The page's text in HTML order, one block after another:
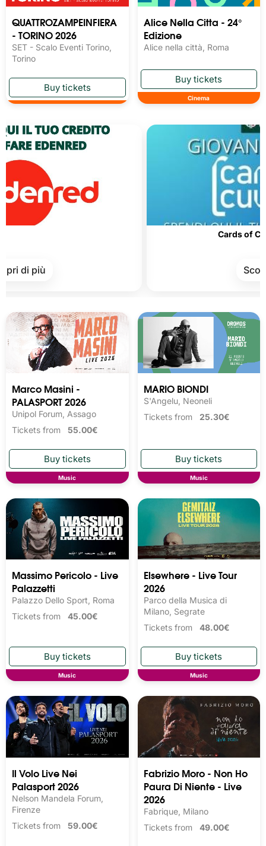
QUATTROZAMPEINFIERA
- TORINO 2026
SET - Scalo Eventi Torino,
Torino
Alice Nella Citta - 24°
Edizione
Alice nella città, Roma
Cinema
Marco Masini -
PALASPORT 2026
Unipol Forum, Assago
Tickets from 55.00€
Music
MARIO BIONDI
S'Angelu, Neoneli
Tickets from 25.30€
Music
Massimo Pericolo - Live
Palazzetti
Palazzo Dello Sport, Roma
Tickets from 45.00€
Music
Elsewhere - Live Tour
2026
Parco della Musica di
Milano, Segrate
Tickets from 48.00€
Music
Il Volo Live Nei
Palasport 2026
Nelson Mandela Forum,
Firenze
Tickets from 59.00€
Fabrizio Moro - Non Ho
Paura Di Niente - Live
2026
Fabrique, Milano
Tickets from 49.00€
Cards of Culture
Scopri di più